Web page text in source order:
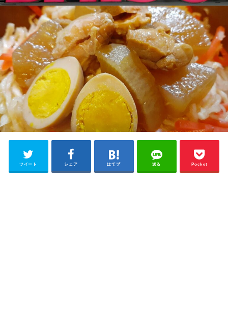
ツイート シェア はてブ 送る Pocket